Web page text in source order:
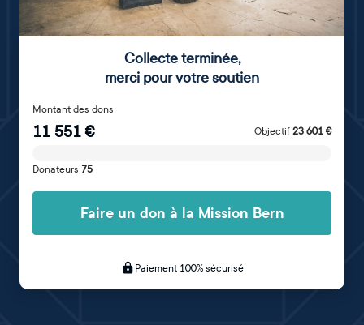
Collecte terminée,
merci pour votre soutien
Montant des dons
11 551€ Objectif 23 601 €
Donateurs 75
Faire un don à la Mission Bern
Paiement 100% sécurisé